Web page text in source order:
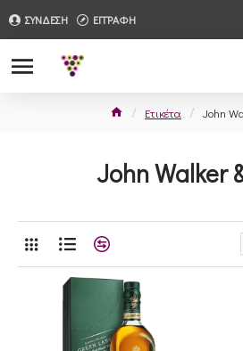
ΣΥΝΔΕΣΗ ΕΓΓΡΑΦΗ
Ετικέτα John
John Walker